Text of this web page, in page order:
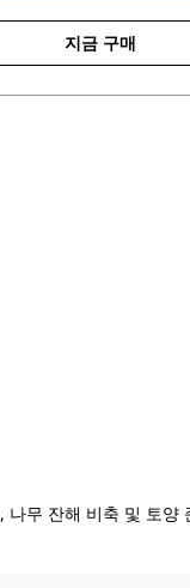
지금 구매
나무 잔해 비축 및 토양